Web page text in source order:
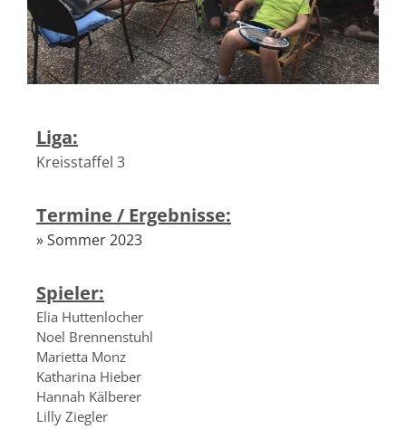
Liga:
Kreisstaffel 3
Termine / Ergebnisse:
» Sommer 2023
Spieler:
Elia Huttenlocher
Noel Brennenstuhl
Marietta Monz
Katharina Hieber
Hannah Kälberer
Lilly Ziegler